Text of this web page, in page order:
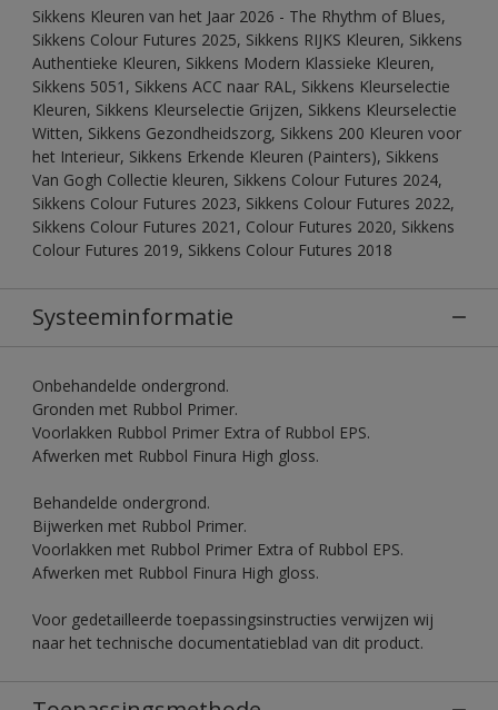
Sikkens Kleuren van het Jaar 2026 - The Rhythm of Blues,
Sikkens Colour Futures 2025, Sikkens RIJKS Kleuren, Sikkens
Authentieke Kleuren, Sikkens Modern Klassieke Kleuren,
Sikkens 5051, Sikkens ACC naar RAL, Sikkens Kleurselectie
Kleuren, Sikkens Kleurselectie Grijzen, Sikkens Kleurselectie
Witten, Sikkens Gezondheidszorg, Sikkens 200 Kleuren voor
het Interieur, Sikkens Erkende Kleuren (Painters), Sikkens
Van Gogh Collectie kleuren, Sikkens Colour Futures 2024,
Sikkens Colour Futures 2023, Sikkens Colour Futures 2022,
Sikkens Colour Futures 2021, Colour Futures 2020, Sikkens
Colour Futures 2019, Sikkens Colour Futures 2018
Systeeminformatie
Onbehandelde ondergrond.
Gronden met Rubbol Primer.
Voorlakken Rubbol Primer Extra of Rubbol EPS.
Afwerken met Rubbol Finura High gloss.
Behandelde ondergrond.
Bijwerken met Rubbol Primer.
Voorlakken met Rubbol Primer Extra of Rubbol EPS.
Afwerken met Rubbol Finura High gloss.
Voor gedetailleerde toepassingsinstructies verwijzen wij
naar het technische documentatieblad van dit product.